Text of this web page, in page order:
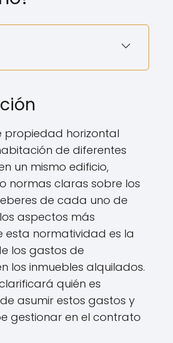
propiedad horizontal
de diferentes
un mismo edificio,
normas claras sobre los
de cada uno de
aspectos más
esta normatividad es la
los gastos de
los inmuebles alquilados.
quién es
asumir estos gastos y
gestionar en el contrato